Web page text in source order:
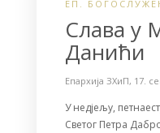
ЕП.
Слава у
Данићи
Епархија ЗХиП, 17.
У недјељу,
Светог Петра